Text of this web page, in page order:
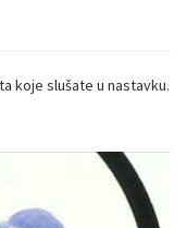
koje slušate u nastavku.